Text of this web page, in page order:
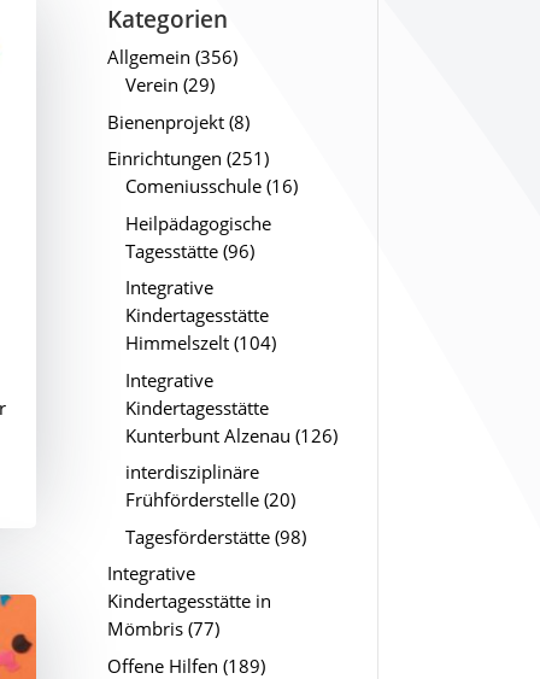
Kategorien
Allgemein (356)
Verein (29)
Bienenprojekt (8)
Einrichtungen (251)
Comeniusschule (16)
Heilpädagogische
Tagesstätte (96)
Integrative
Kindertagesstätte
Himmelszelt (104)
Integrative
Kindertagesstätte
Kunterbunt Alzenau (126)
interdisziplinäre
Frühförderstelle (20)
Tagesförderstätte (98)
Integrative
Kindertagesstätte in
Mömbris (77)
Offene Hilfen (189)